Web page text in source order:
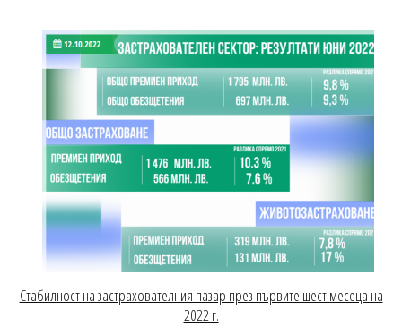
Стабилност на застрахователния пазар през първите шест месеца на
2022 г.